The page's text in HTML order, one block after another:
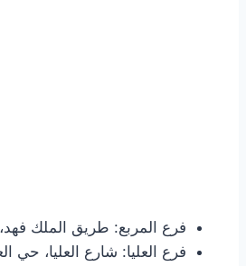
فرع المربع: طريق الملك
فرع العليا: شارع العليا، حي